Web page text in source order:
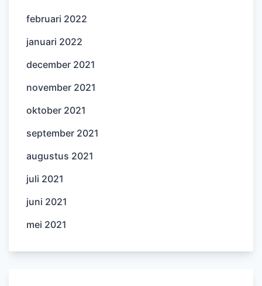
februari 2022
januari 2022
december 2021
november 2021
oktober 2021
september 2021
augustus 2021
juli 2021
juni 2021
mei 2021